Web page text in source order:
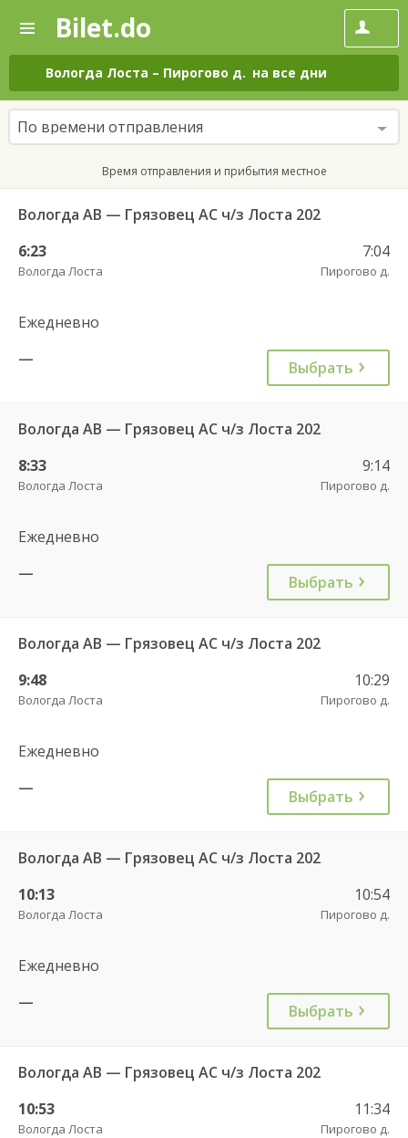
—
Поиск
и
покупка
билетов
на
автобус
онлайн
Bilet.do
Вологда Лоста – Пирогово д. на все дни
По времени отправления
Время отправления и прибытия местное
Вологда АВ — Грязовец АС ч/з Лоста 202
6:23
Вологда Лоста
7:04
Пирогово д.
Ежедневно
—
Выбрать
Вологда АВ — Грязовец АС ч/з Лоста 202
8:33
Вологда Лоста
9:14
Пирогово д.
Ежедневно
—
Выбрать
Вологда АВ — Грязовец АС ч/з Лоста 202
9:48
Вологда Лоста
10:29
Пирогово д.
Ежедневно
—
Выбрать
Вологда АВ — Грязовец АС ч/з Лоста 202
10:13
Вологда Лоста
10:54
Пирогово д.
Ежедневно
—
Выбрать
Вологда АВ — Грязовец АС ч/з Лоста 202
10:53
Вологда Лоста
11:34
Пирогово д.